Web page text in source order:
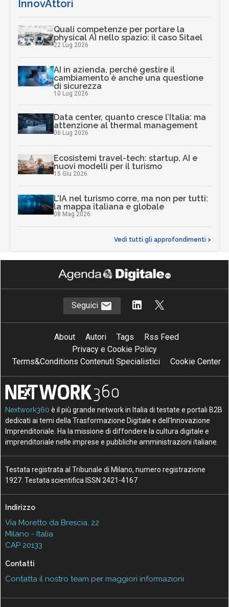
InnovAttori
Quali competenze per portare la
physical AI nello spazio: il caso Sitael
22 Lug 2026
AI in azienda, perché gestire il
cambiamento è anche una questione
di sicurezza
10 Lug 2026
Data center, quanto cresce l’Italia: ma
attenzione al thermal management
06 Lug 2026
Ecosistemi travel-tech: startup, AI e
nuovi modelli per il turismo
15 Giu 2026
L’IA nel turismo corre, ma non per tutti:
la mappa italiana e globale
08 Mag 2026
Vedi tutti gli approfondimenti >
Seguici
About Autori Tags
Rss Feed
Privacy e Cookie Policy
Terms&Conditions Contenuti Specialistici
Cookie Center
Nextwork360 è il più grande network in Italia di testate e portali B2B
dedicati ai temi della Trasformazione Digitale e dell’Innovazione
Imprenditoriale. Ha la missione di diffondere la cultura digitale e
imprenditoriale nelle imprese e pubbliche amministrazioni italiane.
Testata registrata al Tribunale di Milano, numero registrazione
1927. Testata scientifica ISSN 2421-4167
Indirizzo
Via Moretto da Brescia, 22
Milano - Italia
CAP 20133
Contatti
Contatta il nostro team per maggiori informazioni